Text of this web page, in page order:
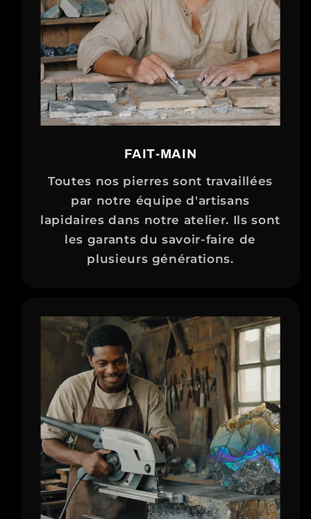
FAIT-MAIN
Toutes nos pierres sont travaillées
par notre équipe d'artisans
lapidaires dans notre atelier. Ils sont
les garants du savoir-faire de
plusieurs générations.